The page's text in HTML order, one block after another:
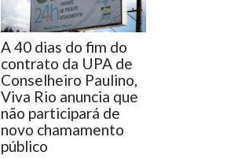
A 40 dias do fim do
contrato da UPA de
Conselheiro Paulino,
Viva Rio anuncia que
não participará de
novo chamamento
público